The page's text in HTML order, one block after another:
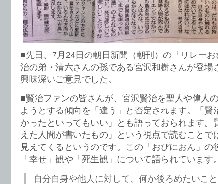
■先日、7月24日の朝日新聞（朝刊）の「リレー
治の弟・清六さんの孫である宮沢和樹さんが登場
興味深いご意見でした。
■賢治ファンの皆さんが、宮沢賢治を聖人や偉人
ようとする傾向を「違う」と否定されます。「賢
かったといってもいい」とも語っておられます。
えた人間が書いたもの」という視点で読むことで
見えてくるというのです。この「おぴにおん」の
「幸せ」観や「死生観」について語られています
自分自身や他人に対して、何か後ろめたいこ